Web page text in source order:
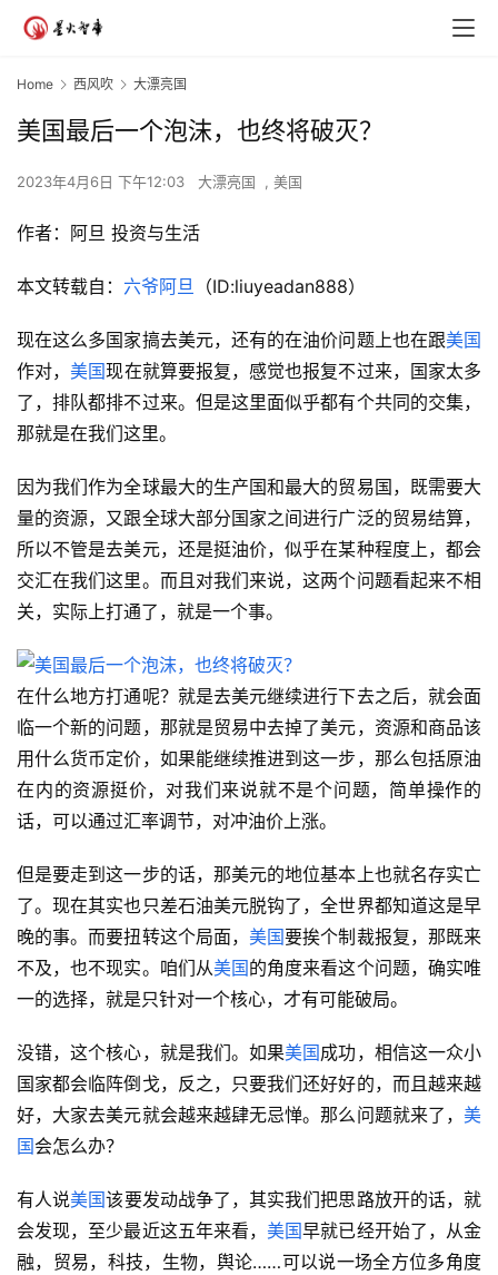
Home 西风吹 大漂亮国
美国最后一个泡沫，也终将破灭？
2023年4月6日 下午12:03 大漂亮国 , 美国
作者： 阿旦 投资与生活
本文转载自： 六爷阿旦 （ID:liuyeadan888）
现在这么多国家搞去美元，还有的在油价问题上也在跟美国
作对，美国现在就算要报复，感觉也报复不过来，国家太多
了，排队都排不过来。但是这里面似乎都有个共同的交集，
那就是在我们这里。
因为我们作为全球最大的生产国和最大的贸易国，既需要大
量的资源，又跟全球大部分国家之间进行广泛的贸易结算，
所以不管是去美元，还是挺油价，似乎在某种程度上，都会
交汇在我们这里。而且对我们来说，这两个问题看起来不相
关，实际上打通了，就是一个事。
在什么地方打通呢？就是去美元继续进行下去之后，就会面
临一个新的问题，那就是贸易中去掉了美元，资源和商品该
用什么货币定价，如果能继续推进到这一步，那么包括原油
在内的资源挺价，对我们来说就不是个问题，简单操作的
话，可以通过汇率调节，对冲油价上涨。
但是要走到这一步的话，那美元的地位基本上也就名存实亡
了。现在其实也只差石油美元脱钩了，全世界都知道这是早
晚的事。而要扭转这个局面，美国要挨个制裁报复，那既来
不及，也不现实。咱们从美国的角度来看这个问题，确实唯
一的选择，就是只针对一个核心，才有可能破局。
没错，这个核心，就是我们。如果美国成功，相信这一众小
国家都会临阵倒戈，反之，只要我们还好好的，而且越来越
好，大家去美元就会越来越肆无忌惮。那么问题就来了， 美
国会怎么办？
有人说美国该要发动战争了，其实我们把思路放开的话，就
会发现，至少最近这五年来看，美国早就已经开始了，从金
融，贸易，科技，生物，舆论……可以说一场全方位多角度